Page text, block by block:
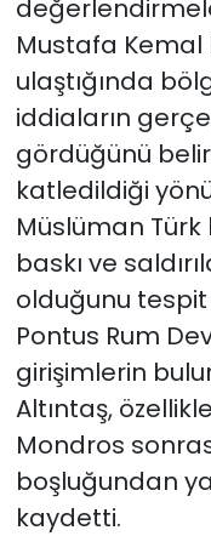
Mustafa Kemal
ulaştığında
iddiaların
gördüğünü
katledildiği
Müslüman Türk
baskı ve
olduğunu
Pontus Rum
girişimlerin
Altıntaş,
Mondros
boşluğundan
kaydetti.